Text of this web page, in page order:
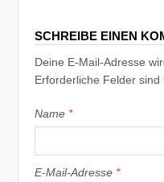
SCHREIBE EINEN
Deine E-Mail-Adresse
Erforderliche Felder
Name *
E-Mail-Adresse *